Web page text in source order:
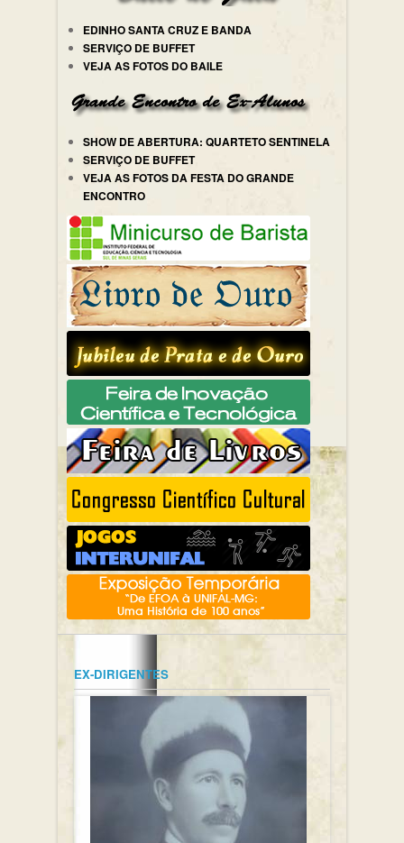
EDINHO SANTA CRUZ E BANDA
SERVIÇO DE BUFFET
VEJA AS FOTOS DO BAILE
SHOW DE ABERTURA: QUARTETO SENTINELA
SERVIÇO DE BUFFET
VEJA AS FOTOS DA FESTA DO GRANDE
ENCONTRO
EX-DIRIGENTES